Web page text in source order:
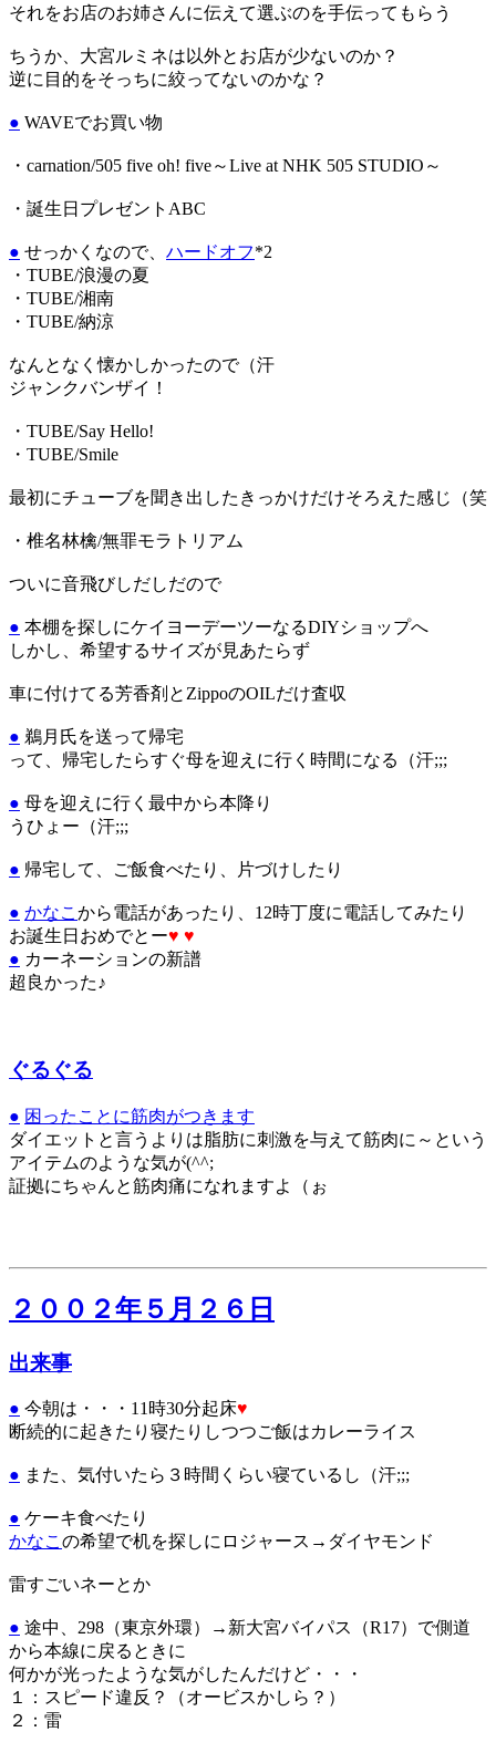
それをお店のお姉さんに伝えて選ぶのを手伝ってもらう
ちうか、大宮ルミネは以外とお店が少ないのか？
逆に目的をそっちに絞ってないのかな？
● WAVEでお買い物
・carnation/505 five oh! five～Live at NHK 505 STUDIO～
・誕生日プレゼントABC
● せっかくなので、 ハードオフ*2
・TUBE/浪漫の夏
・TUBE/湘南
・TUBE/納涼
なんとなく懐かしかったので（汗
ジャンクバンザイ！
・TUBE/Say Hello!
・TUBE/Smile
最初にチューブを聞き出したきっかけだけそろえた感じ（笑
・椎名林檎/無罪モラトリアム
ついに音飛びしだしだので
● 本棚を探しにケイヨーデーツーなるDIYショップへ
しかし、希望するサイズが見あたらず
車に付けてる芳香剤とZippoのOILだけ査収
● 鵜月氏を送って帰宅
って、帰宅したらすぐ母を迎えに行く時間になる（汗;;;
● 母を迎えに行く最中から本降り
うひょー（汗;;;
● 帰宅して、ご飯食べたり、片づけしたり
● かなこから電話があったり、12時丁度に電話してみたり
お誕生日おめでとー♥ ♥
● カーネーションの新譜
超良かった♪
ぐるぐる
● 困ったことに筋肉がつきます
ダイエットと言うよりは脂肪に刺激を与えて筋肉に～という
アイテムのような気が(^^;
証拠にちゃんと筋肉痛になれますよ（ぉ
２００２年５月２６日
出来事
● 今朝は・・・11時30分起床♥
断続的に起きたり寝たりしつつご飯はカレーライス
● また、気付いたら３時間くらい寝ているし（汗;;;
● ケーキ食べたり
かなこの希望で机を探しにロジャース→ダイヤモンド
雷すごいネーとか
● 途中、298（東京外環）→新大宮バイパス（R17）で側道
から本線に戻るときに
何かが光ったような気がしたんだけど・・・
１：スピード違反？（オービスかしら？）
２：雷